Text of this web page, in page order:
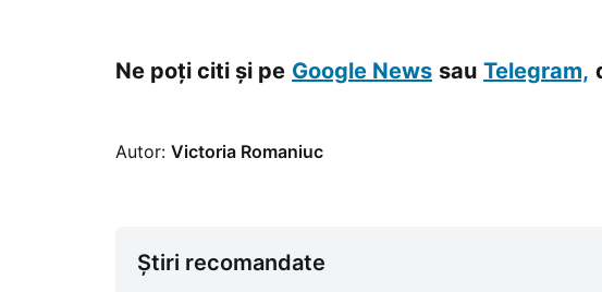
Ne poți citi și pe Google News sau Telegram,
Autor: Victoria Romaniuc
Știri recomandate